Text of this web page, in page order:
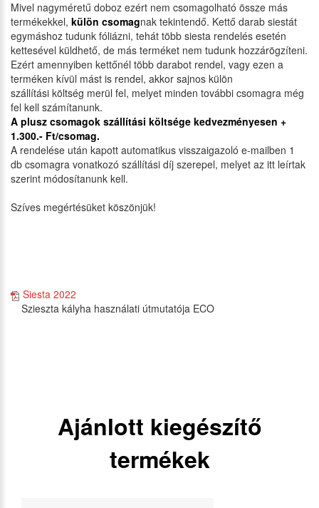
Mivel nagyméretű doboz ezért nem csomagolható össze más
termékekkel, külön csomagnak tekintendő. Kettő darab siestát
egymáshoz tudunk fóliázni, tehát több siesta rendelés esetén
kettesével küldhető, de más terméket nem tudunk hozzárögzíteni.
Ezért amennyiben kettőnél több darabot rendel, vagy ezen a
terméken kívül mást is rendel, akkor sajnos külön
szállítási költség merül fel, melyet minden további csomagra még
fel kell számítanunk.
A plusz csomagok szállítási költsége kedvezményesen +
1.300.- Ft/csomag.
A rendelése után kapott automatikus visszaigazoló e-mailben 1
db csomagra vonatkozó szállítási díj szerepel, melyet az itt leírtak
szerint módosítanunk kell.
Szíves megértésüket köszönjük!
Siesta 2022
Szieszta kályha használati útmutatója ECO
Ajánlott kiegészítő
termékek